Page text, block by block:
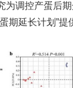
为调控产蛋后
期延长计划”